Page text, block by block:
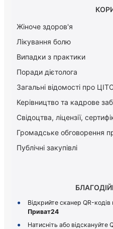
Жіноче здоров'я
Лікування болю
Випадки з практики
Поради дієтолога
Загальні відомості про
Керiвництво та кадрове
Свідоцтва, ліцензії,
Громадське обговорення
Публічні закупівлі
Відкрийте сканер QR-
Приват24
Натисніть або відскануйте